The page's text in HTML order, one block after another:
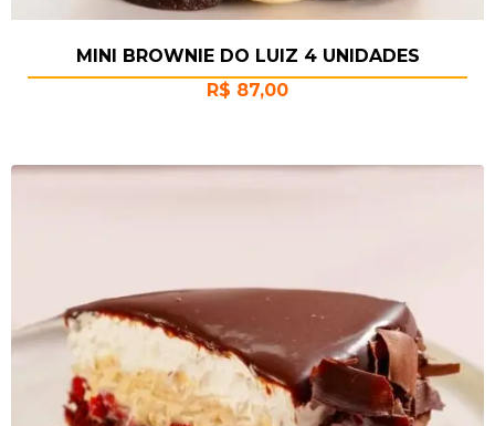
MINI BROWNIE DO LUIZ 4 UNIDADES
R$ 87,00